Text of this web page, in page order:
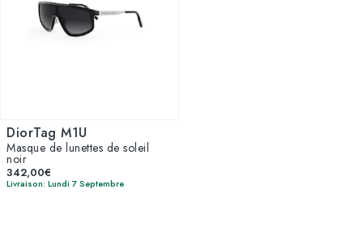
DiorTag M1U
Masque de lunettes de soleil
noir
342,00€
Livraison: Lundi 7 Septembre